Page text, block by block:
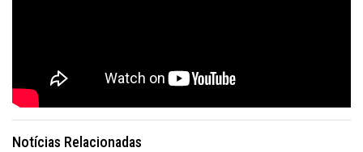
Notícias Relacionadas